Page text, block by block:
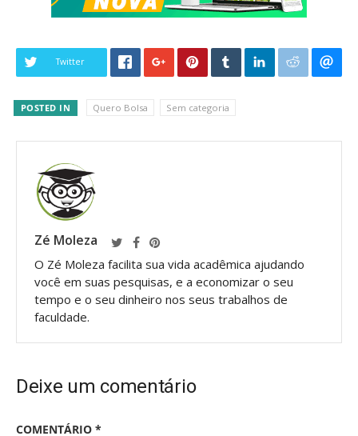
Twitter
POSTED IN Quero Bolsa Sem categoria
Zé Moleza
O Zé Moleza facilita sua vida acadêmica ajudando
você em suas pesquisas, e a economizar o seu
tempo e o seu dinheiro nos seus trabalhos de
faculdade.
Deixe um comentário
COMENTÁRIO *